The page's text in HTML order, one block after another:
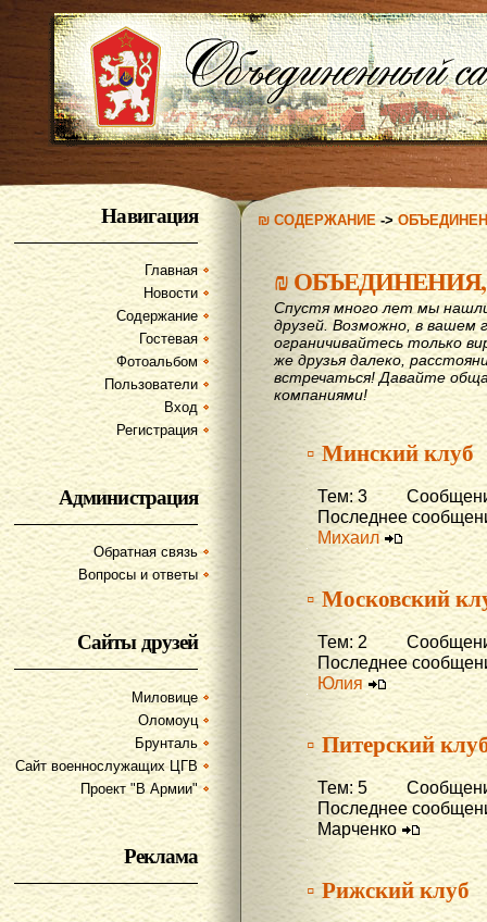
Навигация
Главная
Новости
Содержание
Гостевая
Фотоальбом
Пользователи
Вход
Регистрация
Администрация
Обратная связь
Вопросы и ответы
Сайты друзей
Миловице
Оломоуц
Брунталь
Сайт военнослужащих ЦГВ
Проект "В Армии"
Реклама
₪ СОДЕРЖАНИЕ->
₪
Спустя много лет мы
друзей. Возможно, в вашем
ограничивайтесь только
же друзья далеко,
вcтречаться! Давайте
компаниями!
▫ Минский клуб
Тем: 3
Последнее
Михаил
▫ Московский
Тем: 2
Последнее
Юлия
▫ Питерский
Тем: 5
Последнее
Марченко
▫ Рижский клуб